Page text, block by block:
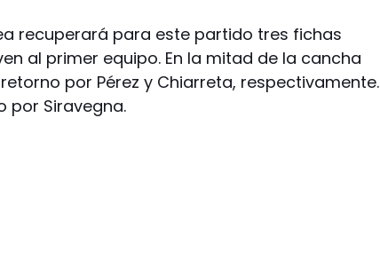
recuperará para este partido tres fichas
al primer equipo. En la mitad de la cancha
por Pérez y Chiarreta, respectivamente.
por Siravegna.